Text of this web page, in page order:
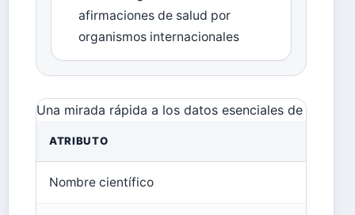
afirmaciones de salud por
organismos internacionales
Una mirada rápida a los datos esenciales de la
ATRIBUTO
Nombre científico